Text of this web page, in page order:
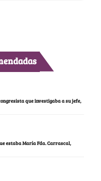
que investigaba a su jefe,
estaba María Fda. Carrascal,